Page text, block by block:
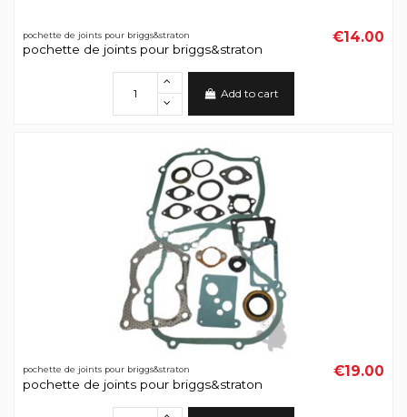
pochette de joints pour briggs&straton
pochette de joints pour briggs&straton
€14.00
Add to cart
pochette de joints pour briggs&straton
pochette de joints pour briggs&straton
€19.00